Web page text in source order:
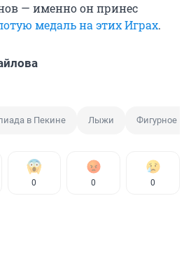
— именно он принес
медаль на этих Играх.
в Пекине Лыжи Фигурное
0 0 0